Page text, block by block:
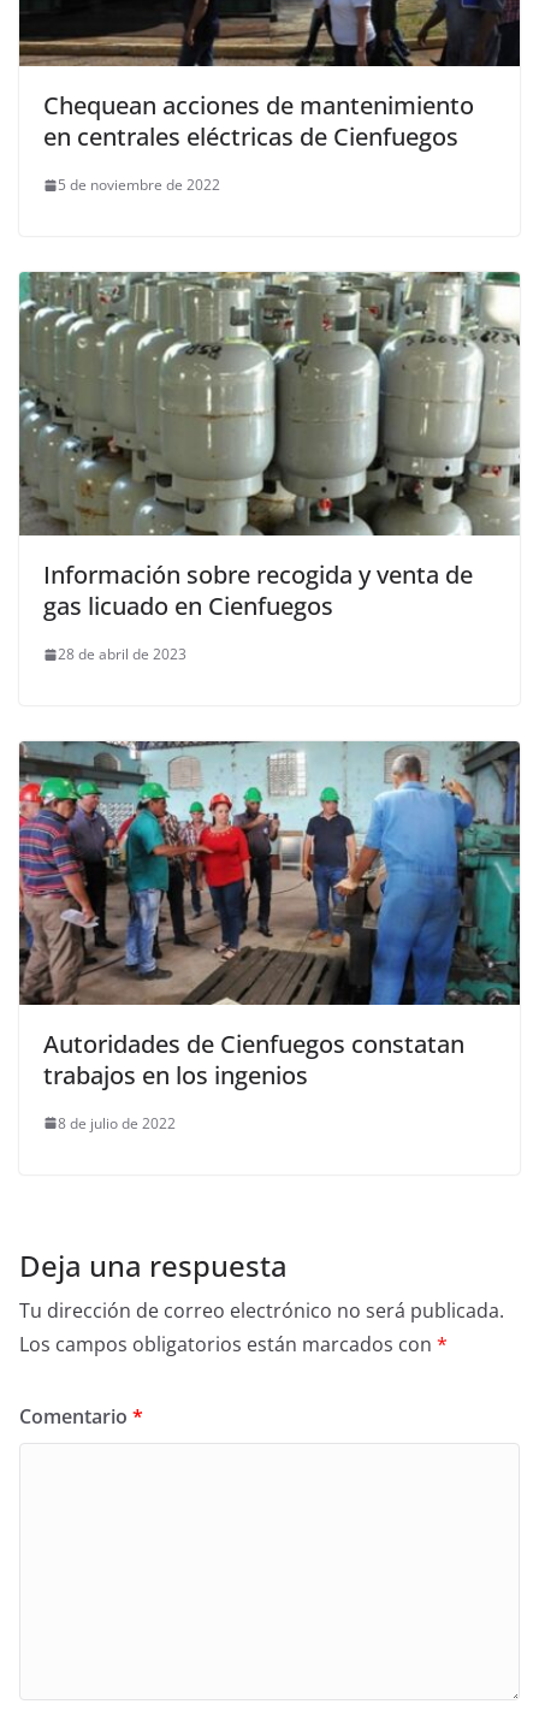
Chequean acciones de mantenimiento
en centrales eléctricas de Cienfuegos
5 de noviembre de 2022
Información sobre recogida y venta de
gas licuado en Cienfuegos
28 de abril de 2023
Autoridades de Cienfuegos constatan
trabajos en los ingenios
8 de julio de 2022
Deja una respuesta
Tu dirección de correo electrónico no será publicada.
Los campos obligatorios están marcados con *
Comentario *